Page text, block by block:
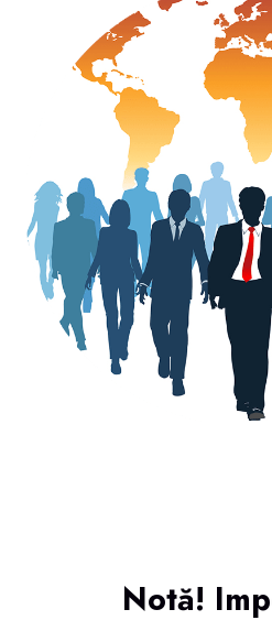
Notă!